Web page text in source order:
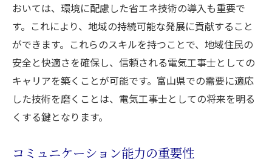
おいては、環境に配慮した省エネ技術の導入も重要で
す。これにより、地域の持続可能な発展に貢献すること
ができます。これらのスキルを持つことで、地域住民の
安全と快適さを確保し、信頼される電気工事士としての
キャリアを築くことが可能です。富山県での需要に適応
した技術を磨くことは、電気工事士としての将来を明る
くする鍵となります。
コミュニケーション能力の重要性